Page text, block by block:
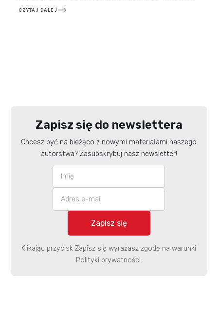
europejska tożsamość, silniejsza niż narodowe
egoizmy. Refleksje po berlińskim spotkaniu.
CZYTAJ DALEJ
Zapisz się do newslettera
Chcesz być na bieżąco z nowymi materiałami naszego
autorstwa? Zasubskrybuj nasz newsletter!
Klikając przycisk Zapisz się wyrażasz zgodę na warunki
Polityki prywatności.